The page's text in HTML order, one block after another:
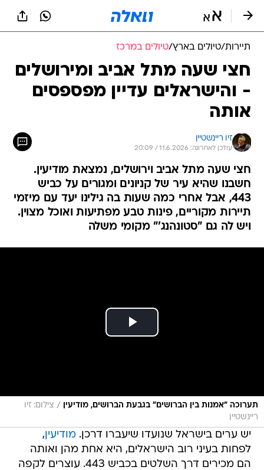
תיירות/טיולים בארץ/טיולים במרכז
חצי שעה מתל אביב ומירושלים
- והישראלים עדיין מפספסים
אותה
זיו ריינשטיין
עודכן לאחרונה: 11.6.2026 / 20:09
חצי שעה מתל אביב וירושלים, נמצאת מודיעין.
חשבנו שהיא עיר של קניונים ומגורים על כביש
443, אבל אחרי כמה שעות בה גילינו יעד עם מיזמי
תיירות מקוריים, פינות טבע מפתיעות ואוכל מצוין.
ויש לה גם "סטונהנג'" מקומי משלה
תערוכה "אמנות בין הברושים" בגבעת הברושים, מודיעין / צילום: זיו
ריינשטיין
יש ערים בישראל שנועדו שיעברו דרכן.מודיעין,
לפחות בעיני רוב הישראלים, היא אחת מהן ואותה
הם מכירים דרך השלטים בכביש 443. עוצרים לקפה